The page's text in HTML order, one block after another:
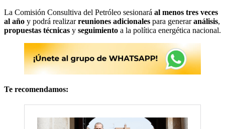
La Comisión Consultiva del Petróleo sesionará al menos tres veces
al año y podrá realizarreuniones adicionales para generaranálisis,
propuestas técnicas y seguimiento a la política energética nacional.
Te recomendamos: